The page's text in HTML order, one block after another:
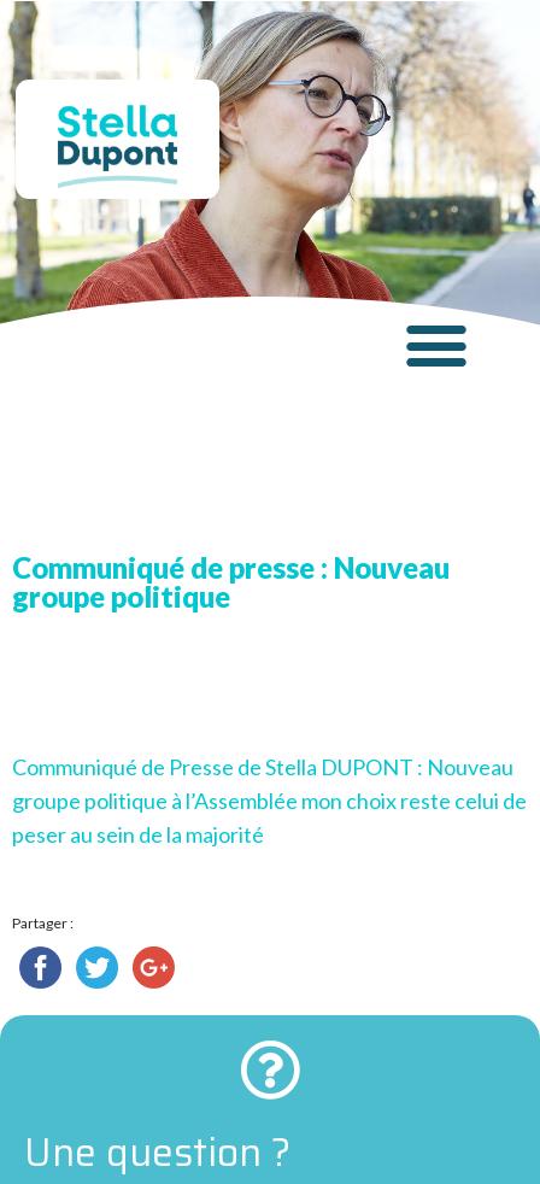
Panneau de gestion des cookies
Communiqué de presse : Nouveau
groupe politique
Communiqué de Presse de Stella DUPONT : Nouveau
groupe politique à l’Assemblée mon choix reste celui de
peser au sein de la majorité
Partager :
Une question ?